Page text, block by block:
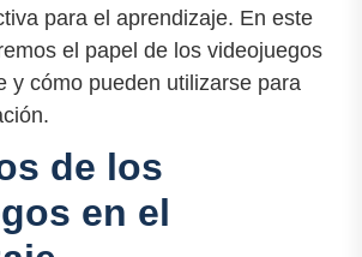
para el aprendizaje. En este
el papel de los videojuegos
y cómo pueden utilizarse para
de los
en el